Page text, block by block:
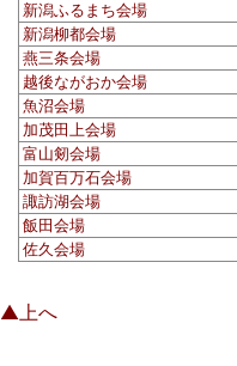
新潟ふるまち会場
新潟柳都会場
燕三条会場
越後ながおか会場
魚沼会場
加茂田上会場
富山剱会場
加賀百万石会場
諏訪湖会場
飯田会場
佐久会場
▲上へ